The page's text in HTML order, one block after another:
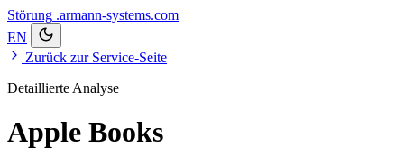
Störung .armann-systems.com
EN
Zurück zur Service-Seite
Detaillierte Analyse
Apple Books